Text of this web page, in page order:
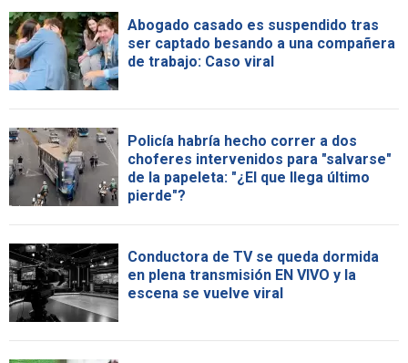
Abogado casado es suspendido tras
ser captado besando a una compañera
de trabajo: Caso viral
Policía habría hecho correr a dos
choferes intervenidos para "salvarse"
de la papeleta: "¿El que llega último
pierde"?
Conductora de TV se queda dormida
en plena transmisión EN VIVO y la
escena se vuelve viral